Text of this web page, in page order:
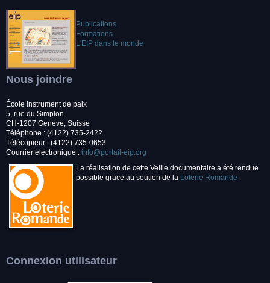
Publications
Formations
L'EIP dans le monde
Nous joindre
École instrument de paix
5, rue du Simplon
CH-1207 Genève, Suisse
Téléphone : (4122) 735-2422
Télécopieur : (4122) 735-0653
Courrier électronique : info@portail-eip.org
La réalisation de cette Veille documentaire a été rendue
possible grace au soutien de la Loterie Romande
Connexion utilisateur